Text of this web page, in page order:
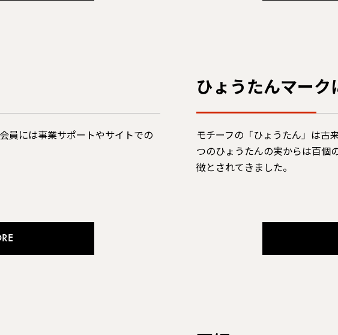
員には事業サポートやサイトでの
ひょうたんマーク
モチーフの「ひょうたん」は古
つのひょうたんの実からは百個
徴とされてきました。